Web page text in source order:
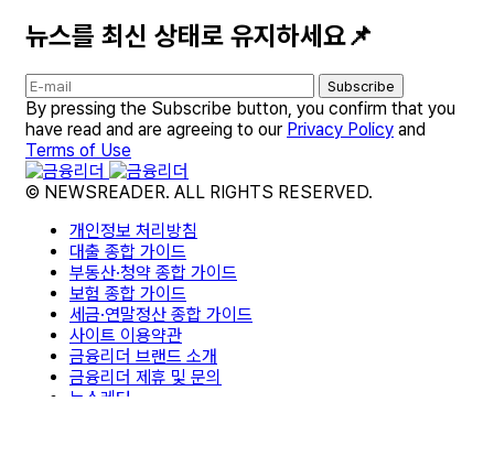
뉴스를 최신 상태로 유지하세요📌
Subscribe
By pressing the Subscribe button, you confirm that you
have read and are agreeing to our Privacy Policy and
Terms of Use
© NEWSREADER. ALL RIGHTS RESERVED.
개인정보 처리방침
대출 종합 가이드
부동산·청약 종합 가이드
보험 종합 가이드
세금·연말정산 종합 가이드
사이트 이용약관
금융리더 브랜드 소개
금융리더 제휴 및 문의
뉴스레터